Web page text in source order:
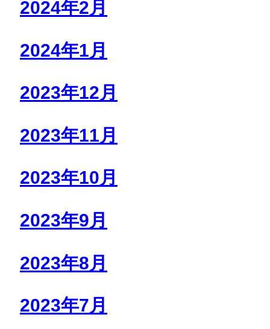
2024年2月
2024年1月
2023年12月
2023年11月
2023年10月
2023年9月
2023年8月
2023年7月